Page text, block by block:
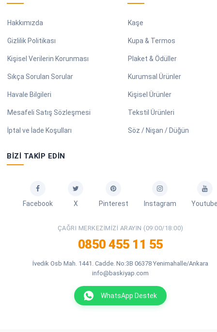
Hakkımızda
Gizlilik Politikası
Kişisel Verilerin Korunması
Sıkça Sorulan Sorular
Havale Bilgileri
Mesafeli Satış Sözleşmesi
İptal ve İade Koşulları
Kaşe
Kupa & Termos
Plaket & Ödüller
Kurumsal Ürünler
Kişisel Ürünler
Tekstil Ürünleri
Söz / Nişan / Düğün
BIZI TAKIP EDIN
Facebook X Pinterest Instagram
ÇAĞRI MERKEZIMIZI ARAYIN (09:00/18:00)
0850 455 11 55
İvedik Osb Mah. 1441. Cadde. No:3B 06378 Yenimahalle/Ankara
info@baskiyap.com
WhatsApp Destek